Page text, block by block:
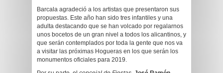
Barcala agradeció a los artistas que presentaron sus
propuestas. Este año han sido tres infantiles y una
adulta destacando que se han volcado por regalarnos
unos bocetos de un gran nivel a todos los alicantinos, y
que serán contemplados por toda la gente que nos va
a visitar las próximas Hogueras en los que serán los
monumentos oficiales para 2019.